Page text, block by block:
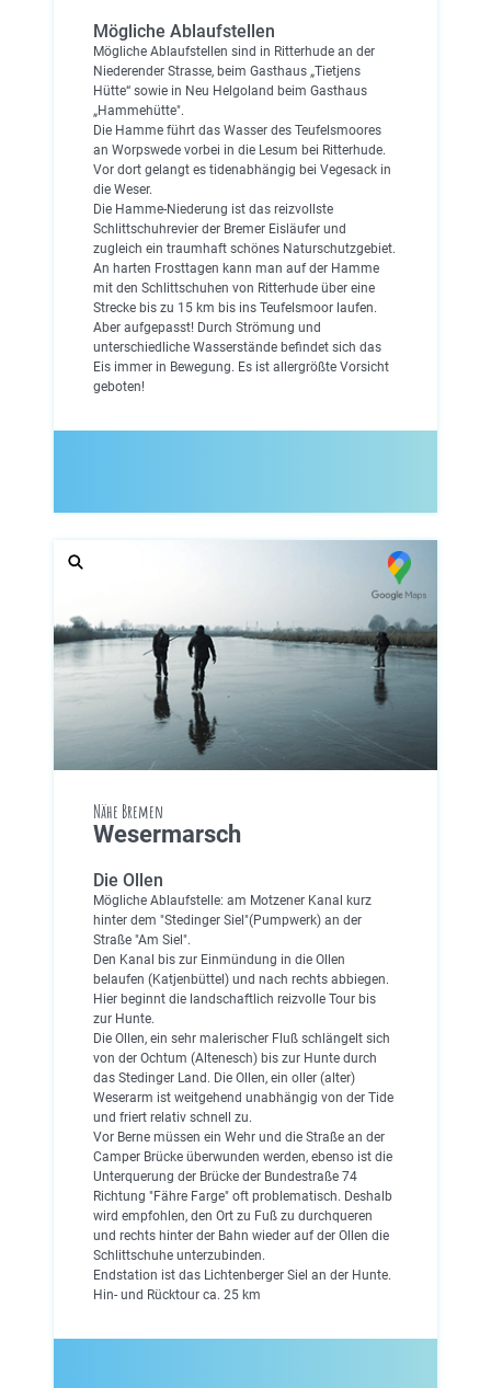
Mögliche Ablaufstellen
Mögliche Ablaufstellen sind in Ritterhude an der
Niederender Strasse, beim Gasthaus „Tietjens
Hütte“ sowie in Neu Helgoland beim Gasthaus
„Hammehütte".
Die Hamme führt das Wasser des Teufelsmoores
an Worpswede vorbei in die Lesum bei Ritterhude.
Vor dort gelangt es tidenabhängig bei Vegesack in
die Weser.
Die Hamme-Niederung ist das reizvollste
Schlittschuhrevier der Bremer Eisläufer und
zugleich ein traumhaft schönes Naturschutzgebiet.
An harten Frosttagen kann man auf der Hamme
mit den Schlittschuhen von Ritterhude über eine
Strecke bis zu 15 km bis ins Teufelsmoor laufen.
Aber aufgepasst! Durch Strömung und
unterschiedliche Wasserstände befindet sich das
Eis immer in Bewegung. Es ist allergrößte Vorsicht
geboten!
Nähe Bremen
Wesermarsch
Die Ollen
Mögliche Ablaufstelle: am Motzener Kanal kurz
hinter dem "Stedinger Siel"(Pumpwerk) an der
Straße "Am Siel".
Den Kanal bis zur Einmündung in die Ollen
belaufen (Katjenbüttel) und nach rechts abbiegen.
Hier beginnt die landschaftlich reizvolle Tour bis
zur Hunte.
Die Ollen, ein sehr malerischer Fluß schlängelt sich
von der Ochtum (Altenesch) bis zur Hunte durch
das Stedinger Land. Die Ollen, ein oller (alter)
Weserarm ist weitgehend unabhängig von der Tide
und friert relativ schnell zu.
Vor Berne müssen ein Wehr und die Straße an der
Camper Brücke überwunden werden, ebenso ist die
Unterquerung der Brücke der Bundestraße 74
Richtung "Fähre Farge" oft problematisch. Deshalb
wird empfohlen, den Ort zu Fuß zu durchqueren
und rechts hinter der Bahn wieder auf der Ollen die
Schlittschuhe unterzubinden.
Endstation ist das Lichtenberger Siel an der Hunte.
Hin- und Rücktour ca. 25 km